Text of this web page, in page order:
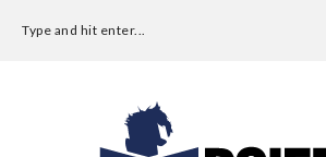
Type and hit enter...